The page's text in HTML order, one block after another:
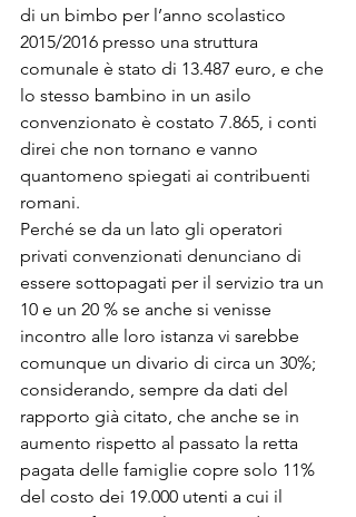
di un bimbo per l’anno scolastico
2015/2016 presso una struttura
comunale è stato di 13.487 euro, e che
lo stesso bambino in un asilo
convenzionato è costato 7.865, i conti
direi che non tornano e vanno
quantomeno spiegati ai contribuenti
romani.
Perché se da un lato gli operatori
privati convenzionati denunciano di
essere sottopagati per il servizio tra un
10 e un 20 % se anche si venisse
incontro alle loro istanza vi sarebbe
comunque un divario di circa un 30%;
considerando, sempre da dati del
rapporto già citato, che anche se in
aumento rispetto al passato la retta
pagata delle famiglie copre solo 11%
del costo dei 19.000 utenti a cui il